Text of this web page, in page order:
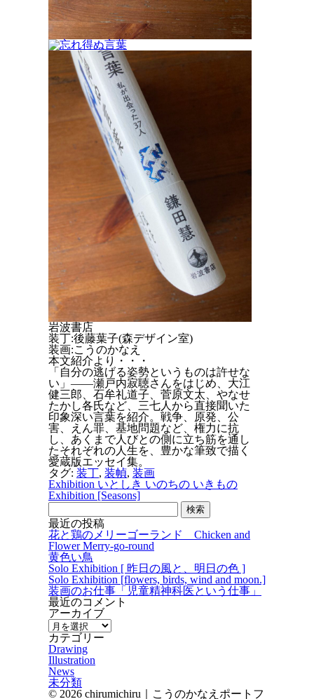
岩波書店
装丁:後藤葉子(森デザイン室)
装画:こうのかなえ
本文紹介より・・・
「自分の逃げる姿勢というものは許せな
い」――瀬戸内寂聴さんをはじめ、大江
健三郎、石牟礼道子、菅原文太、やなせ
たかし各氏など、三七人から直接聞いた
印象深い言葉を紹介。戦争、原発、公
害、えん罪、基地問題など、権力に抗
し、あくまで人びとの側に立ち筋を通し
たそれぞれの人生を、豊かな筆致で描く
愛蔵版エッセイ集。
タグ: 装丁, 装幀, 装画
Exhibition いとしき いのちの いきもの
Exhibition [Seasons]
検
索:
最近の投稿
花と鶏のメリーゴーランド Chicken and
Flower Merry-go-round
黄色い鳥
Solo Exhibition [ 昨日の風と、明日の色 ]
Solo Exhibition [flowers, birds, wind and moon.]
装画のお仕事「児童精神科医という仕事」
最近のコメント
アーカイブ
ア
ー
カ
イ
ブ
カテゴリー
Drawing
Illustration
News
未分類
© 2026 chirumichiru｜こうのかなえポートフ